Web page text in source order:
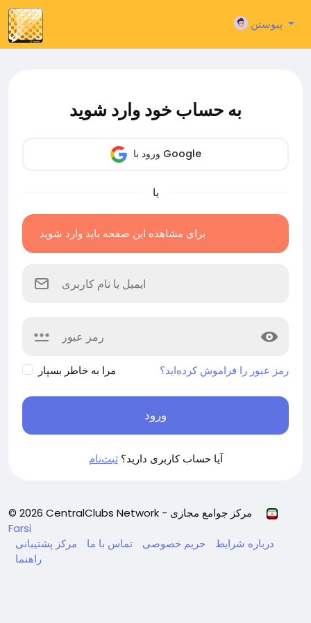
پیوستن
به حساب خود وارد شوید
ورود با Google
یا
برای مشاهده این صفحه باید وارد شوید
مرا به خاطر بسپار رمز عبور را فراموش کرده‌اید؟
ورود
آیا حساب کاربری دارید؟ثبت‌نام
© 2026 CentralClubs Network - مرکز جوامع مجازی
Farsi
درباره شرایط حریم خصوصی تماس با ما
مرکز پشتیبانی
راهنما